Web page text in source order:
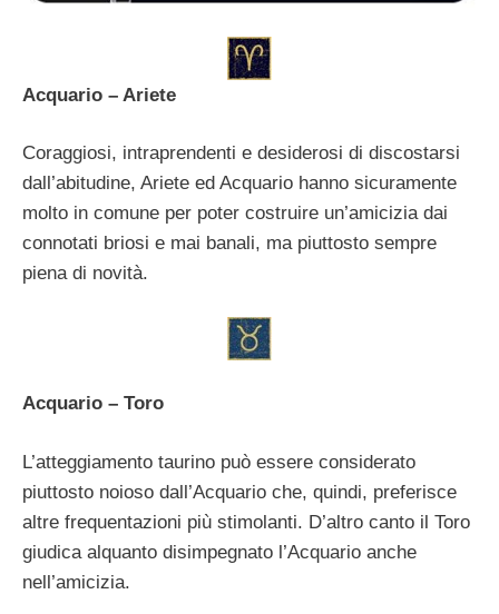
Acquario – Ariete
Coraggiosi, intraprendenti e desiderosi di discostarsi
dall’abitudine, Ariete ed Acquario hanno sicuramente
molto in comune per poter costruire un’amicizia dai
connotati briosi e mai banali, ma piuttosto sempre
piena di novità.
Acquario – Toro
L’atteggiamento taurino può essere considerato
piuttosto noioso dall’Acquario che, quindi, preferisce
altre frequentazioni più stimolanti. D’altro canto il Toro
giudica alquanto disimpegnato l’Acquario anche
nell’amicizia.